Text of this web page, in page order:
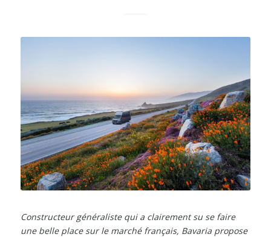
Constructeur généraliste qui a clairement su se faire
une belle place sur le marché français, Bavaria propose